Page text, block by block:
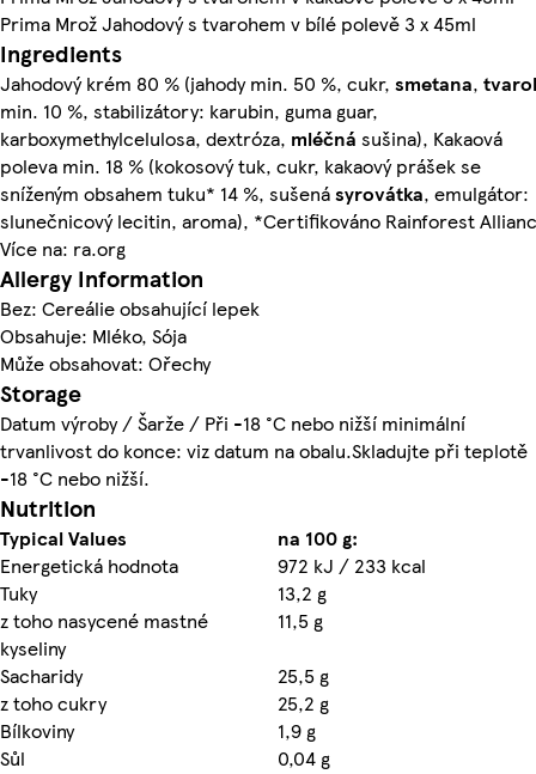
Prima Mrož Jahodový s tvarohem v bílé polevě 3 x 45ml
Ingredients
Jahodový krém 80 % (jahody min. 50 %, cukr, smetana,
min. 10 %, stabilizátory: karubin, guma guar,
karboxymethylcelulosa, dextróza, mléčná sušina), Kakaová
poleva min. 18 % (kokosový tuk, cukr, kakaový prášek se
sníženým obsahem tuku* 14 %, sušenásyrovátka, emulgátor:
slunečnicový lecitin, aroma), *Certifikováno Rainforest
Více na: ra.org
Allergy Information
Bez: Cereálie obsahující lepek
Obsahuje: Mléko, Sója
Může obsahovat: Ořechy
Storage
Datum výroby / Šarže / Při -18 °C nebo nižší minimální
trvanlivost do konce: viz datum na obalu.Skladujte při teplotě
-18 °C nebo nižší.
Nutrition
Typical Values
na 100 g:
Energetická hodnota
972 kJ / 233 kcal
Tuky
13,2 g
z toho nasycené mastné
kyseliny
11,5 g
Sacharidy
25,5 g
z toho cukry
25,2 g
Bílkoviny
1,9 g
Sůl
0,04 g